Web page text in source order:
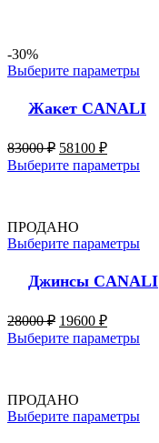
-30%
Выберите параметры
Жакет CANALI
83000₽ 58100 ₽
Выберите параметры
ПРОДАНО
Выберите параметры
Джинсы CANALI
28000₽ 19600 ₽
Выберите параметры
ПРОДАНО
Выберите параметры